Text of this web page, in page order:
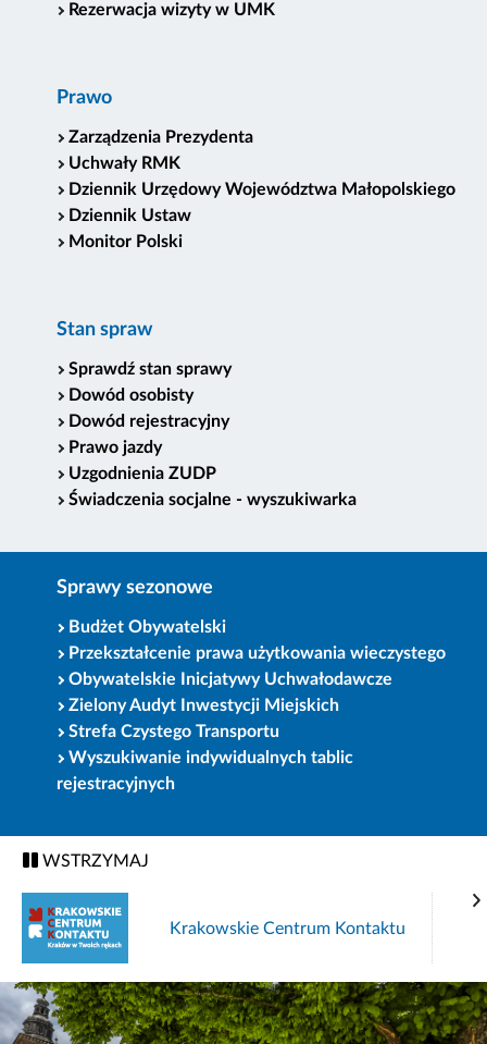
Rezerwacja wizyty w UMK
Prawo
Zarządzenia Prezydenta
Uchwały RMK
Dziennik Urzędowy Województwa Małopolskiego
Dziennik Ustaw
Monitor Polski
Stan spraw
Sprawdź stan sprawy
Dowód osobisty
Dowód rejestracyjny
Prawo jazdy
Uzgodnienia ZUDP
Świadczenia socjalne - wyszukiwarka
Sprawy sezonowe
Budżet Obywatelski
Przekształcenie prawa użytkowania wieczystego
Obywatelskie Inicjatywy Uchwałodawcze
Zielony Audyt Inwestycji Miejskich
Strefa Czystego Transportu
Wyszukiwanie indywidualnych tablic
rejestracyjnych
WSTRZYMAJ
Krakowskie Centrum Kontaktu